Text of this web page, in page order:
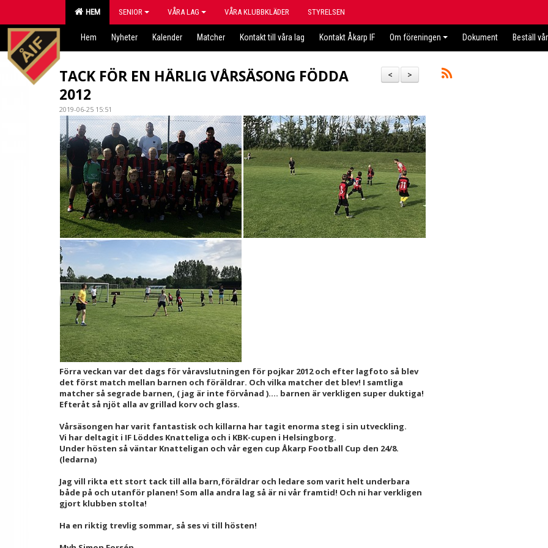
HEM SENIOR VÅRA LAG VÅRA KLUBBKLÄDER STYRELSEN
Hem Nyheter Kalender Matcher Kontakt till våra lag Kontakt Åkarp IF Om föreningen Dokument Beställ
>
<
TACK FÖR EN HÄRLIG VÅRSÄSONG FÖDDA
2012
2019-06-25 15:51
Förra veckan var det dags för våravslutningen för pojkar 2012 och efter lagfoto så blev
det först match mellan barnen och föräldrar. Och vilka matcher det blev! I samtliga
matcher så segrade barnen, ( jag är inte förvånad ).... barnen är verkligen super duktiga!
Efteråt så njöt alla av grillad korv och glass.
Vårsäsongen har varit fantastisk och killarna har tagit enorma steg i sin utveckling.
Vi har deltagit i IF Löddes Knatteliga och i KBK-cupen i Helsingborg.
Under hösten så väntar Knatteligan och vår egen cup Åkarp Football Cup den 24/8.
(ledarna)
Jag vill rikta ett stort tack till alla barn,föräldrar och ledare som varit helt underbara
både på och utanför planen! Som alla andra lag så är ni vår framtid! Och ni har verkligen
gjort klubben stolta!
Ha en riktig trevlig sommar, så ses vi till hösten!